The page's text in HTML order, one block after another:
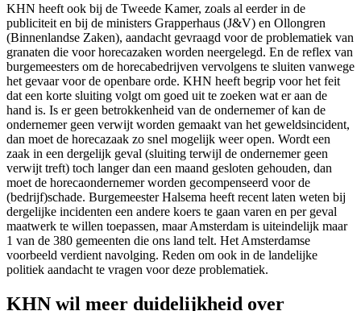
KHN heeft ook bij de Tweede Kamer, zoals al eerder in de
publiciteit en bij de ministers Grapperhaus (J&V) en Ollongren
(Binnenlandse Zaken), aandacht gevraagd voor de problematiek van
granaten die voor horecazaken worden neergelegd. En de reflex van
burgemeesters om de horecabedrijven vervolgens te sluiten vanwege
het gevaar voor de openbare orde. KHN heeft begrip voor het feit
dat een korte sluiting volgt om goed uit te zoeken wat er aan de
hand is. Is er geen betrokkenheid van de ondernemer of kan de
ondernemer geen verwijt worden gemaakt van het geweldsincident,
dan moet de horecazaak zo snel mogelijk weer open. Wordt een
zaak in een dergelijk geval (sluiting terwijl de ondernemer geen
verwijt treft) toch langer dan een maand gesloten gehouden, dan
moet de horecaondernemer worden gecompenseerd voor de
(bedrijf)schade. Burgemeester Halsema heeft recent laten weten bij
dergelijke incidenten een andere koers te gaan varen en per geval
maatwerk te willen toepassen, maar Amsterdam is uiteindelijk maar
1 van de 380 gemeenten die ons land telt. Het Amsterdamse
voorbeeld verdient navolging. Reden om ook in de landelijke
politiek aandacht te vragen voor deze problematiek.
KHN wil meer duidelijkheid over